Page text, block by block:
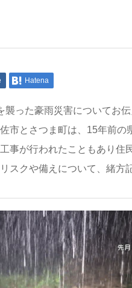
Hatena
襲った豪雨災害についてお伝
市とさつま町は、15年前
事が行われたこともあり住
スクや備えについて、緒方